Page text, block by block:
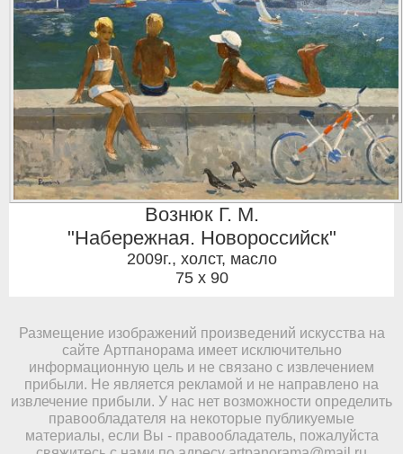
Вознюк Г. М.
"Набережная. Новороссийск"
2009г., холст, масло
75 x 90
Размещение изображений произведений искусства на
сайте Артпанорама имеет исключительно
информационную цель и не связано с извлечением
прибыли. Не является рекламой и не направлено на
извлечение прибыли. У нас нет возможности определить
правообладателя на некоторые публикуемые
материалы, если Вы - правообладатель, пожалуйста